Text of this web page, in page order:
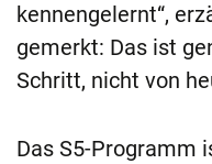
kennengelernt“,
gemerkt: Das ist
Schritt, nicht von
Das S5-Programm